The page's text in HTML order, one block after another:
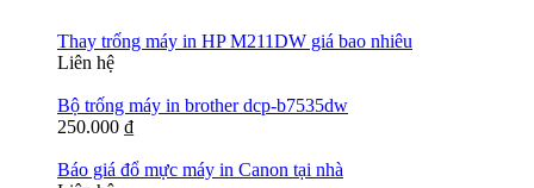
Thay trống máy in HP M211DW giá bao nhiêu
Liên hệ
Bộ trống máy in brother dcp-b7535dw
250.000 ₫
Báo giá đổ mực máy in Canon tại nhà